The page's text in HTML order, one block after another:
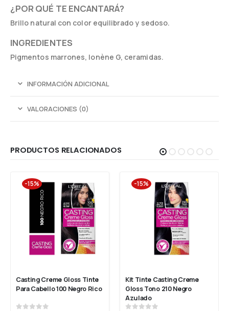
¿POR QUÉ TE ENCANTARÁ?
Brillo natural con color equilibrado y sedoso.
INGREDIENTES
Pigmentos marrones, Ionène G, ceramidas.
INFORMACIÓN ADICIONAL
VALORACIONES (0)
PRODUCTOS RELACIONADOS
-15%
Casting Creme Gloss Tinte
Para Cabello 100 Negro Rico
-15%
Kit Tinte Casting Creme
Gloss Tono 210 Negro
Azulado